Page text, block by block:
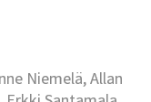
Niemelä, Allan